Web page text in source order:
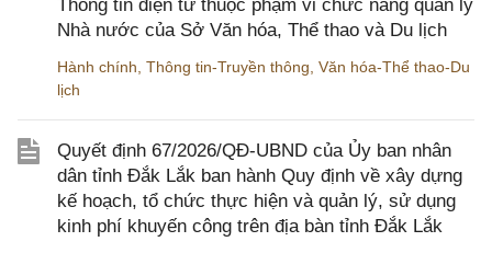
Thông tin điện tử thuộc phạm vi chức năng quản lý
Nhà nước của Sở Văn hóa, Thể thao và Du lịch
Hành chính Thông tin-Truyền thông Văn hóa-Thể thao-Du
lịch
Quyết định 67/2026/QĐ-UBND của Ủy ban nhân
dân tỉnh Đắk Lắk ban hành Quy định về xây dựng
kế hoạch, tổ chức thực hiện và quản lý, sử dụng
kinh phí khuyến công trên địa bàn tỉnh Đắk Lắk